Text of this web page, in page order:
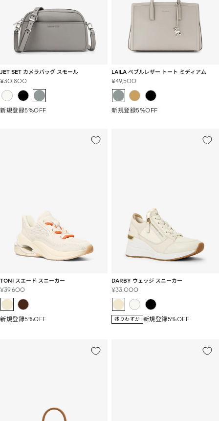
JET SET カメラバッグ スモール
セ
ー
ル
格
¥30,800
新規登録5%OFF
LAILA ぺブルレザー トート ミディアム
セ
ー
ル
格
¥49,500
新規登録5%OFF
TONI スエード スニーカー
セ
ー
ル
格
¥39,600
新規登録5%OFF
DARBY ウェッジ スニーカー
セ
ー
ル
価
格
¥33,000
残りわずか 新規登録5%OFF